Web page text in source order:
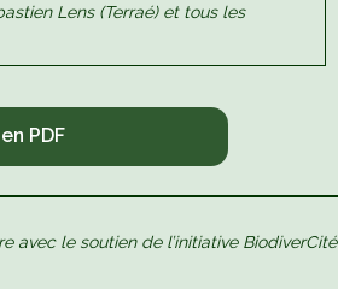
Lens (Terraé) et tous les
PDF
avec le soutien de l’initiative BiodiverCité